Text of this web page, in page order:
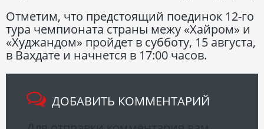
Отметим, что предстоящий поединок 12-го
тура чемпионата страны межу «Хайром» и
«Худжандом» пройдет в субботу, 15 августа,
в Вахдате и начнется в 17:00 часов.
ДОБАВИТЬ КОММЕНТАРИЙ